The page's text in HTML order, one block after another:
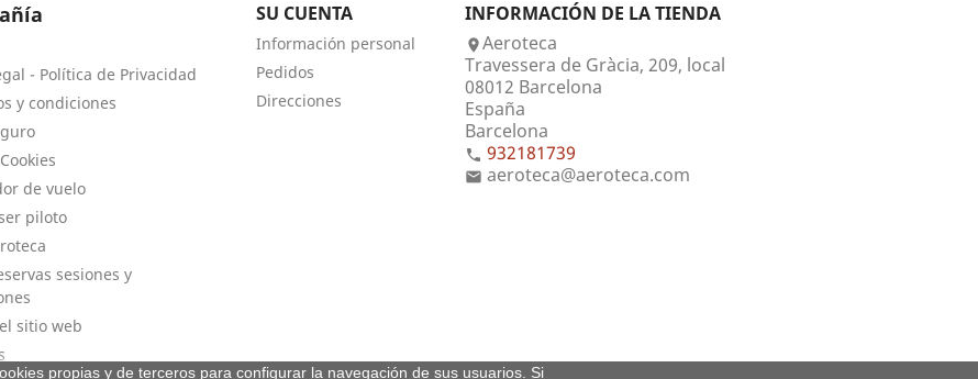
- Política de Privacidad
y condiciones
de vuelo
piloto
sesiones y
sitio web
SU CUENTA
Información personal
Pedidos
Direcciones
INFORMACIÓN DE LA TIENDA
Aeroteca
Travessera de Gràcia, 209, local
08012 Barcelona
España
Barcelona
 932181739
 aeroteca@aeroteca.com
propias y de terceros para configurar la navegación de sus usuarios. Si